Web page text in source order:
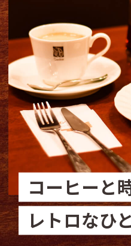
コーヒーと
レトロなひ